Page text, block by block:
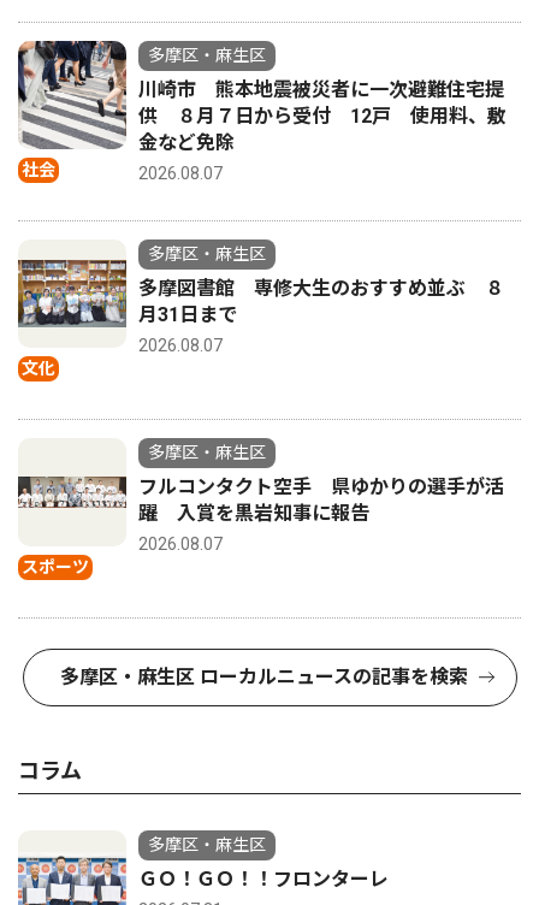
社会
多摩区・麻生区
川崎市 熊本地震被災者に一次避難住宅提
供 ８月７日から受付 12戸 使用料、敷
金など免除
2026.08.07
文化
多摩区・麻生区
多摩図書館 専修大生のおすすめ並ぶ ８
月31日まで
2026.08.07
スポーツ
多摩区・麻生区
フルコンタクト空手 県ゆかりの選手が活
躍 入賞を黒岩知事に報告
2026.08.07
多摩区・麻生区 ローカルニュースの記事を検索
コラム
多摩区・麻生区
ＧＯ！ＧＯ！！フロンターレ